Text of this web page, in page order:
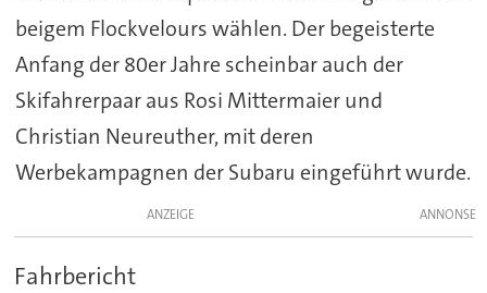
beigem Flockvelours wählen. Der begeisterte
Anfang der 80er Jahre scheinbar auch der
Skifahrerpaar aus Rosi Mittermaier und
Christian Neureuther, mit deren
Werbekampagnen der Subaru eingeführt wurde.
ANZEIGE
Fahrbericht